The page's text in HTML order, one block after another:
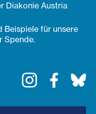
Diakonie Austria
Beispiele für unsere
Spende.
Instagram